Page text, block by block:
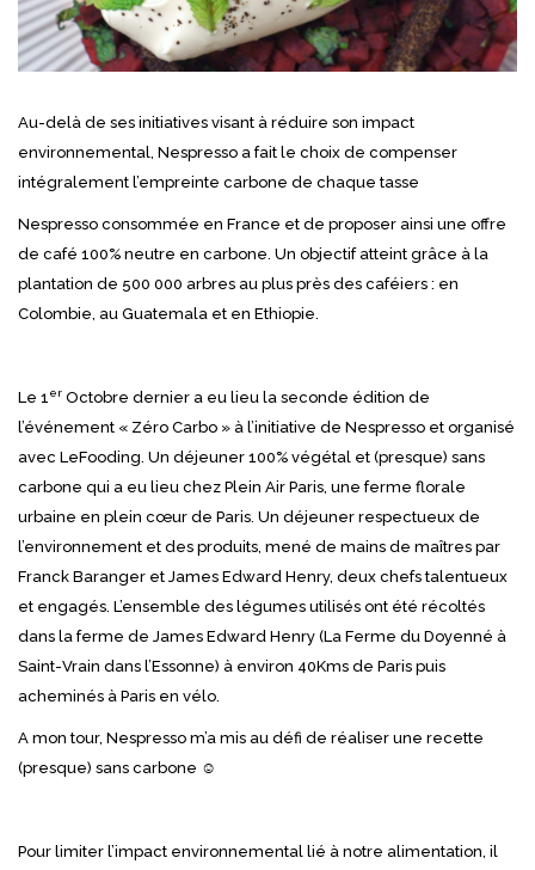
Au-delà de ses initiatives visant à réduire son impact
environnemental, Nespresso a fait le choix de compenser
intégralement l’empreinte carbone de chaque tasse
Nespresso consommée en France et de proposer ainsi une offre
de café 100% neutre en carbone. Un objectif atteint grâce à la
plantation de 500 000 arbres au plus près des caféiers : en
Colombie, au Guatemala et en Ethiopie.
Le 1 er Octobre dernier a eu lieu la seconde édition de
l’événement « Zéro Carbo » à l’initiative de Nespresso et organisé
avec LeFooding. Un déjeuner 100% végétal et (presque) sans
carbone qui a eu lieu chez Plein Air Paris, une ferme florale
urbaine en plein cœur de Paris. Un déjeuner respectueux de
l’environnement et des produits, mené de mains de maîtres par
Franck Baranger et James Edward Henry, deux chefs talentueux
et engagés. L’ensemble des légumes utilisés ont été récoltés
dans la ferme de James Edward Henry (La Ferme du Doyenné à
Saint-Vrain dans l’Essonne) à environ 40Kms de Paris puis
acheminés à Paris en vélo.
A mon tour, Nespresso m’a mis au défi de réaliser une recette
(presque) sans carbone ☺
Pour limiter l’impact environnemental lié à notre alimentation, il